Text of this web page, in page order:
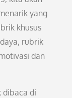
yang
khusus
rubrik
dan
dibaca di